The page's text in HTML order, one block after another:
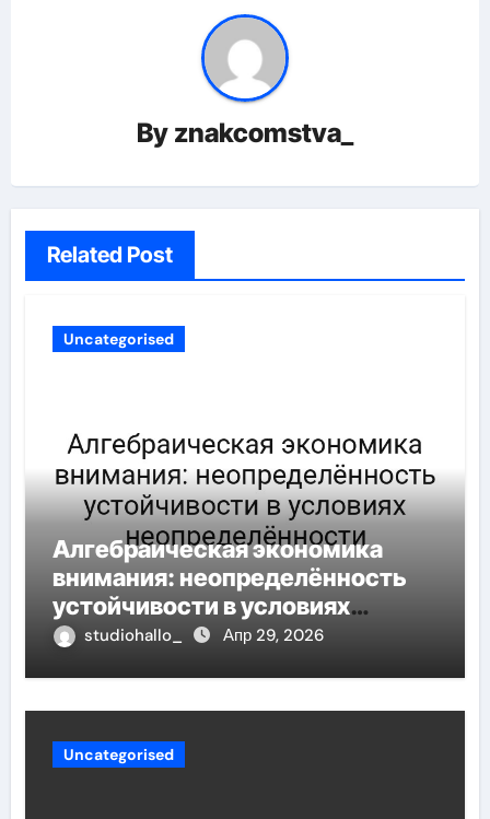
By znakcomstva_
Related Post
Uncategorised
Алгебраическая экономика
внимания: неопределённость
устойчивости в условиях
неопределённости
studiohallo_ Апр 29, 2026
Uncategorised